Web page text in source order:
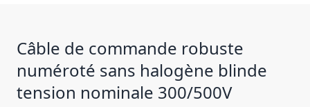
Câble de commande robuste
numéroté sans halogène blinde
tension nominale 300/500V